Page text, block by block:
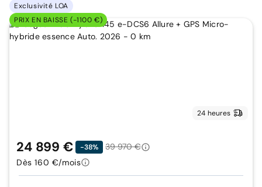
Exclusivité LOA
PRIX EN BAISSE (-1100 €)
24 heures
24 899 € -38%
39 970 €
Dès 160 €/mois